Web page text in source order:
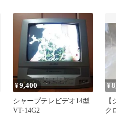
¥9,400
シャープテレビデオ14型
VT-14G2
¥
ク